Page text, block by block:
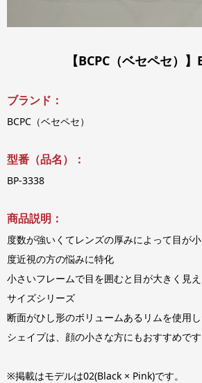
【BCPC（ベセペセ）
ブランド：
BCPC（ベセペセ）
型番（品名）：
BP-3338
商品説明：
度数が強いくてレンズの厚みによって目が
度近視の方の悩みに特化
小さいフレームで目を囲むと目が大きく見
サイズシリーズ
断面がひし形のボリュームあるリムを使用
シェイプは、顔の小さな方にもおすすめです
※掲載はモデルは02(Black × Pink)です。